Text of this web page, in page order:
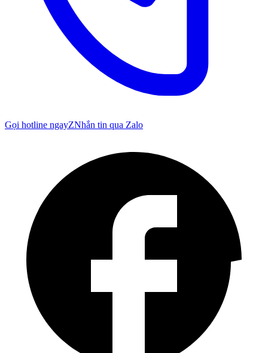
Gọi hotline ngayZNhắn tin qua Zalo